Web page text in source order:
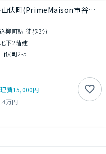
プライムメゾン市谷山伏町(PrimeMaison市谷山伏町)
柳町駅 徒歩3分
下2階建
伏町2-5
費15,000円
万円